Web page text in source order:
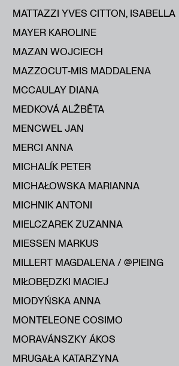
MATTAZZI YVES CITTON, ISABELLA
MAYER KAROLINE
MAZAN WOJCIECH
MAZZOCUT‑MIS MADDALENA
MCCAULAY DIANA
MEDKOVÁ ALŽBĔTA
MENCWEL JAN
MERCI ANNA
MICHALÍK PETER
MICHAŁOWSKA MARIANNA
MICHNIK ANTONI
MIELCZAREK ZUZANNA
MIESSEN MARKUS
MILLERT MAGDALENA / @PIEING
MIŁOBĘDZKI MACIEJ
MIODYŃSKA ANNA
MONTELEONE COSIMO
MORAVÁNSZKY ÁKOS
MRUGAŁA KATARZYNA